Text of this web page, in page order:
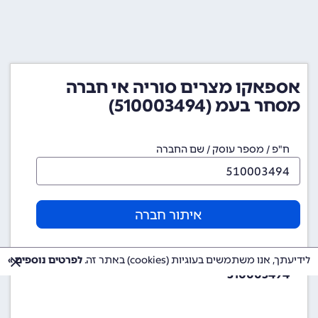
אספאקו מצרים סוריה אי חברה
מסחר בעמ (510003494)
ח"פ / מספר עוסק / שם החברה
איתור חברה
510003494
לידיעתך, אנו משתמשים בעוגיות (cookies) באתר זה. לפרטים נוספים »